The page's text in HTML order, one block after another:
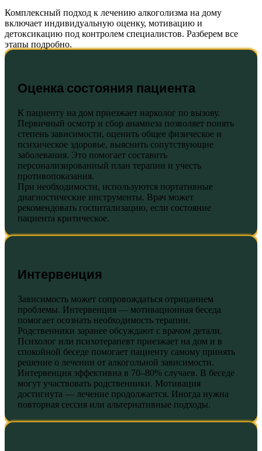
Комплексный подход к лечению алкоголизма на дому
включает индивидуальную оценку, мотивацию и
детоксикацию под контролем специалистов. Разберем все
этапы подробно.
Оценка состояния пациента
К пациенту на дом приезжает нарколог по вызову.
Первичный осмотр и сбор анамнеза позволяет понять
степень зависимости, оценить общее физическое и
психическое здоровье, выяснить сопутствующие
заболевания. Это помогает составить
персонализированный план терапии и учесть
противопоказания.
При необходимости, используются портативные
диагностические инструменты. Врач может
рекомендовать госпитализацию, если состояние
пациента критическое.
Интервенция
Зависимость может сопровождаться отрицанием
проблемы. Интервенция — мотивационная беседа
помогает осознать необходимость терапии.
Родственники заранее обсуждают с врачом детали.
Психолог или психотерапевт приезжает на дом и в
спокойной беседе помогает пациенту самому принять
решение о лечении от алкогольной зависимости.
Интервенция эффективна в 70–80% случаев. В беседе
могут участвовать родственники. Мотивация
достигнута — лечение продолжается. Иногда нужна
повторная сессия или альтернативные подходы.